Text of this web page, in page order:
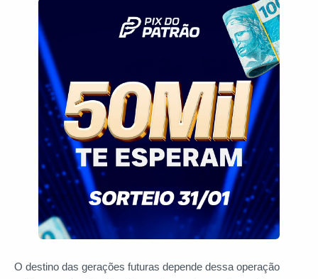
O destino das gerações futuras depende dessa operação